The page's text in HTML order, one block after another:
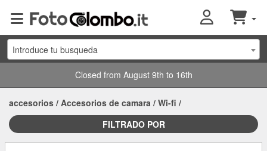
Introduce tu busqueda
Closed from August 9th to 16th
accesorios / Accesorios de camara / Wi-fi /
FILTRADO POR